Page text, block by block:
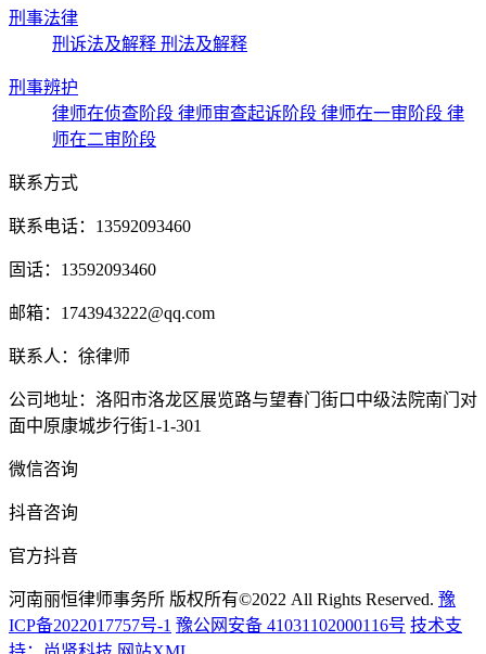
刑事法律
刑诉法及解释 刑法及解释
刑事辨护
律师在侦查阶段 律师审查起诉阶段 律师在一审阶段 律
师在二审阶段
联系方式
联系电话：13592093460
固话：13592093460
邮箱：1743943222@qq.com
联系人：徐律师
公司地址：洛阳市洛龙区展览路与望春门街口中级法院南门对
面中原康城步行街1-1-301
微信咨询
抖音咨询
官方抖音
河南丽恒律师事务所 版权所有©2022 All Rights Reserved. 豫
ICP备2022017757号-1 豫公网安备 41031102000116号 技术支